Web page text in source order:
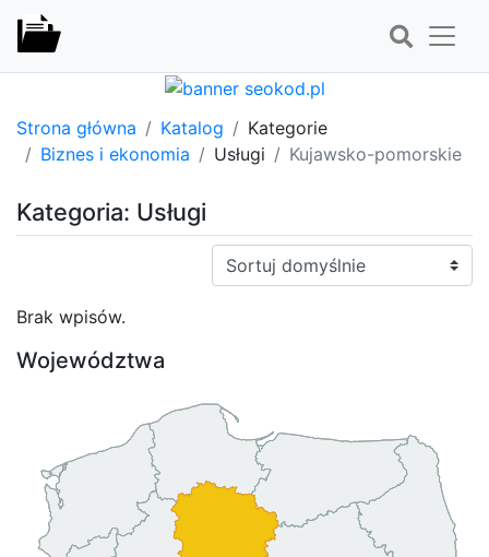
Strona główna Katalog
Kategorie
Biznes i ekonomia
Usługi Kujawsko-pomorskie
Kategoria: Usługi
Sortuj:
Brak wpisów.
Województwa